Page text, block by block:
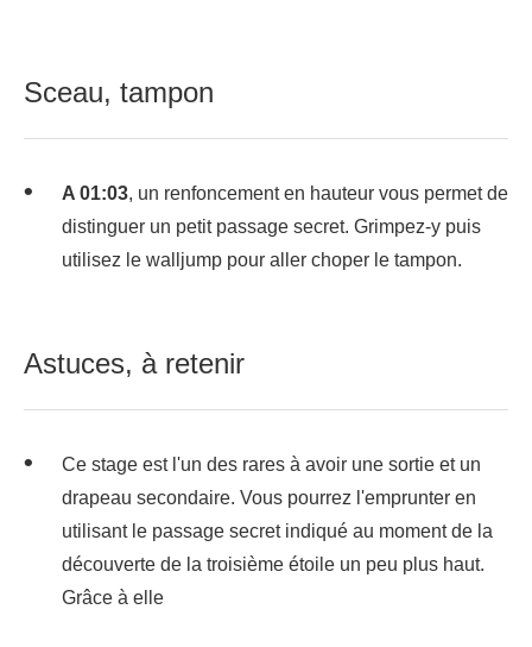
Sceau, tampon
A 01:03, un renfoncement en hauteur vous permet de
distinguer un petit passage secret. Grimpez-y puis
utilisez le walljump pour aller choper le tampon.
Astuces, à retenir
Ce stage est l'un des rares à avoir une sortie et un
drapeau secondaire. Vous pourrez l'emprunter en
utilisant le passage secret indiqué au moment de la
découverte de la troisième étoile un peu plus haut.
Grâce à elle